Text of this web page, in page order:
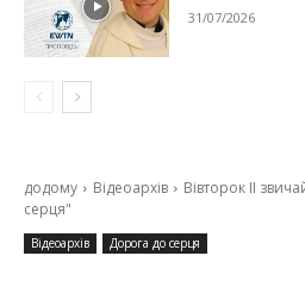
31/07/2026